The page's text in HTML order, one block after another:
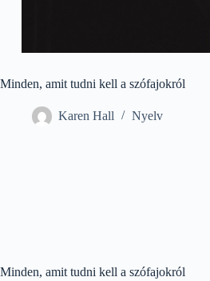
Minden, amit tudni kell a szófajokról
Karen Hall Nyelv
Minden, amit tudni kell a szófajokról